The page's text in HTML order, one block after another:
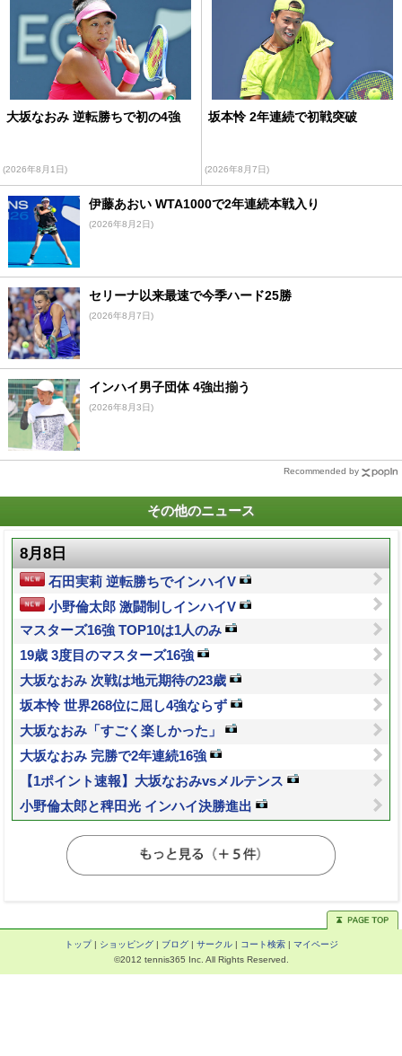
大坂なおみ 逆転勝ちで初の4強
(2026年8月1日)
坂本怜 2年連続で初戦突破
(2026年8月7日)
伊藤あおい WTA1000で2年連続本戦入り
(2026年8月2日)
セリーナ以来最速で今季ハード25勝
(2026年8月7日)
インハイ男子団体 4強出揃う
(2026年8月3日)
Recommended by
その他のニュース
8月8日
石田実莉 逆転勝ちでインハイV
小野倫太郎 激闘制しインハイV
マスターズ16強 TOP10は1人のみ
19歳 3度目のマスターズ16強
大坂なおみ 次戦は地元期待の23歳
坂本怜 世界268位に屈し4強ならず
大坂なおみ「すごく楽しかった」
大坂なおみ 完勝で2年連続16強
【1ポイント速報】大坂なおみvsメルテンス
小野倫太郎と稗田光 インハイ決勝進出
トップ| ショッピング| ブログ| サークル| コート検索| マイページ
©2012 tennis365 Inc. All Rights Reserved.